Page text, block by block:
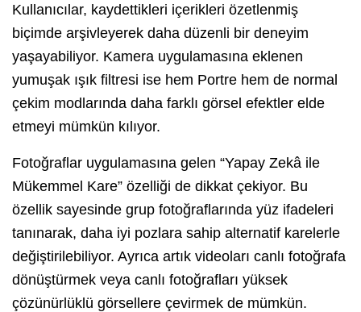
Kullanıcılar, kaydettikleri içerikleri özetlenmiş
biçimde arşivleyerek daha düzenli bir deneyim
yaşayabiliyor. Kamera uygulamasına eklenen
yumuşak ışık filtresi ise hem Portre hem de normal
çekim modlarında daha farklı görsel efektler elde
etmeyi mümkün kılıyor.
Fotoğraflar uygulamasına gelen “Yapay Zekâ ile
Mükemmel Kare” özelliği de dikkat çekiyor. Bu
özellik sayesinde grup fotoğraflarında yüz ifadeleri
tanınarak, daha iyi pozlara sahip alternatif karelerle
değiştirilebiliyor. Ayrıca artık videoları canlı fotoğrafa
dönüştürmek veya canlı fotoğrafları yüksek
çözünürlüklü görsellere çevirmek de mümkün.